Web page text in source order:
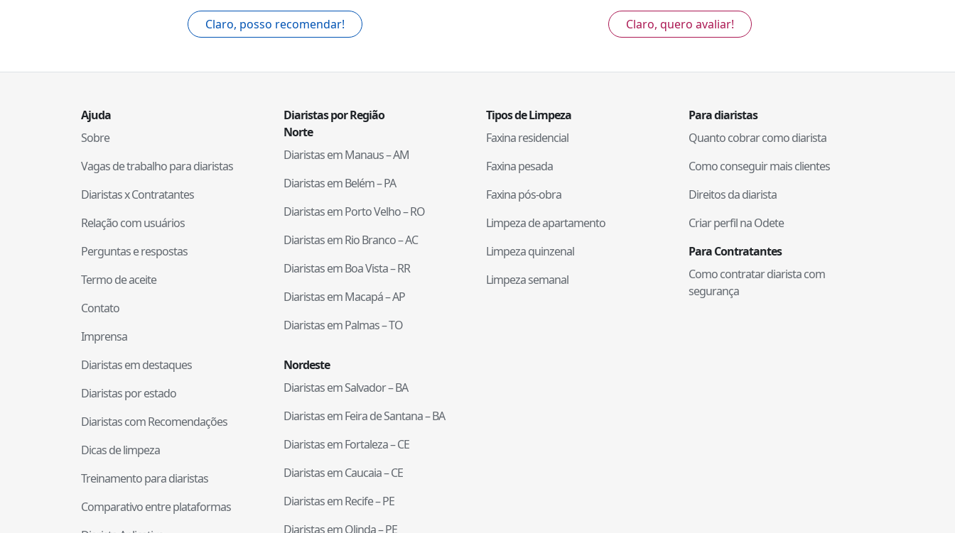
Claro, posso recomendar! Claro, quero avaliar!
Ajuda
Sobre
Vagas de trabalho para diaristas
Diaristas x Contratantes
Relação com usuários
Perguntas e respostas
Termo de aceite
Contato
Imprensa
Diaristas em destaques
Diaristas por estado
Diaristas com Recomendações
Dicas de limpeza
Treinamento para diaristas
Comparativo entre plataformas
Diaristas por Região
Norte
Diaristas emManaus–AM
Diaristas emBelém–PA
Diaristas emPorto Velho–RO
Diaristas emRio Branco–AC
Diaristas emBoa Vista–RR
Diaristas emMacapá–AP
Diaristas emPalmas–TO
Nordeste
Diaristas emSalvador–BA
Diaristas emFeira de Santana–BA
Diaristas emFortaleza–CE
Diaristas emCaucaia–CE
Diaristas emRecife–PE
Diaristas emOlinda–PE
Tipos de Limpeza
Faxina residencial
Faxina pesada
Faxina pós-obra
Limpeza de apartamento
Limpeza quinzenal
Limpeza semanal
Para diaristas
Quanto cobrar como diarista
Como conseguir mais clientes
Direitos da diarista
Criar perfil na Odete
Para Contratantes
Como contratar diarista com
segurança